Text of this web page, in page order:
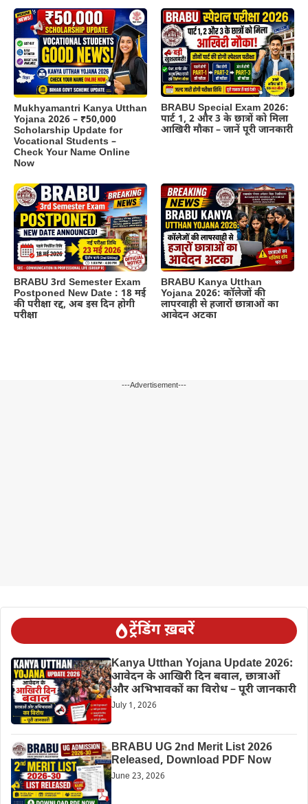
Mukhyamantri Kanya Utthan
Yojana 2026 – ₹50,000
Scholarship Update for
Vocational Students –
Check Your Name Online
Now
BRABU Special Exam 2026:
पार्ट 1, 2 और 3 के छात्रों को मिला
आखिरी मौका – जानें पूरी जानकारी
BRABU 3rd Semester Exam
Postponed New Date : 18 मई
की परीक्षा रद्द, अब इस दिन होगी
परीक्षा
BRABU Kanya Utthan
Yojana 2026: कॉलेजों की
लापरवाही से हजारों छात्राओं का
आवेदन अटका
---Advertisement---
ट्रेंडिंग ख़बरें
Kanya Utthan Yojana Update 2026:
आवेदन के आखिरी दिन बवाल, छात्राओं
और अभिभावकों का विरोध – पूरी जानकारी
July 1, 2026
BRABU UG 2nd Merit List 2026
Released, Download PDF Now
June 23, 2026